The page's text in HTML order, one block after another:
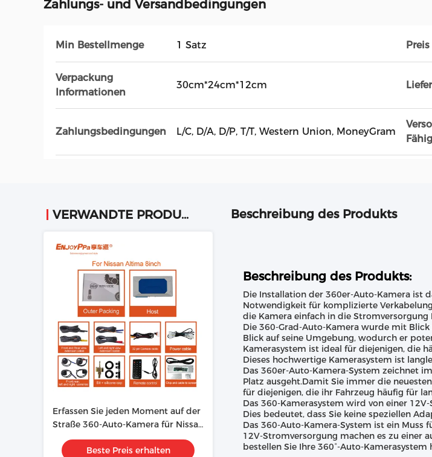
Zahlungs- und Versandbedingungen
Min Bestellmenge 1 Satz Preis
Verpackung
Informationen
30cm*24cm*12cm
Zahlungsbedingungen L/C, D/A, D/P, T/T, Western Union, MoneyGram
VERWANDTE PRODUKTE
Erfassen Sie jeden Moment auf der
Straße 360-Auto-Kamera für Nissan
Altima mit 1080P Nachtsicht und
Plug And Play-Installation
Beste Preis erhalten
Beschreibung des Produkts
Beschreibung des Produkts:
Die Installation der 360er-Auto-Kamera ist
Notwendigkeit für komplizierte
die Kamera einfach in die Stromversorgung
Die 360-Grad-Auto-Kamera wurde mit
Blick auf seine Umgebung, wodurch er
Kamerasystem ist ideal für diejenigen, die
Dieses hochwertige Kamerasystem ist
Das 360er-Auto-Kamera-System zeichnet
Platz ausgeht.Damit Sie immer die
für diejenigen, die ihr Fahrzeug häufig für
Das 360-Kamerasystem wird von einer
Dies bedeutet, dass Sie keine speziellen
Das 360-Auto-Kamera-System ist ein
12V-Stromversorgung machen es zu einer
bestellen Sie Ihre 360°-Auto-Kamerasystem